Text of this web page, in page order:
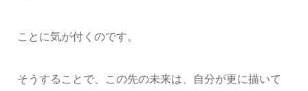
ことに気が付くのです。
そうすることで、この先の未来は、自分が更に描いて